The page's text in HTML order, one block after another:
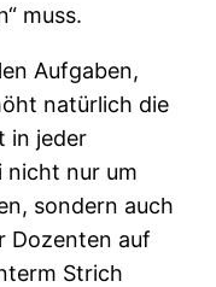
muss.
Aufgaben,
natürlich die
in jeder
nicht nur um
sondern auch
Dozenten auf
Strich